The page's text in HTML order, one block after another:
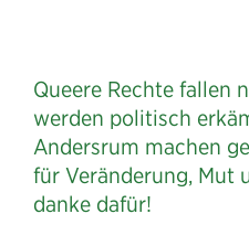
Queere Rechte fallen
werden politisch
Andersrum machen
für Veränderung, Mut
danke dafür!